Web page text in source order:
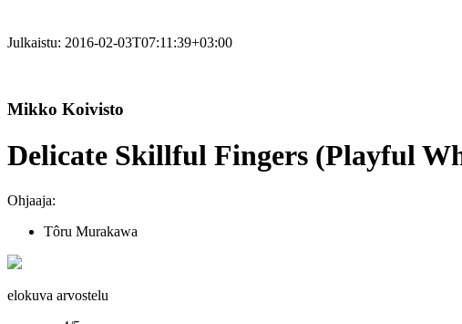
Julkaistu: 2016-02-03T07:11:39+03:00
Mikko Koivisto
Delicate Skillful Fingers (Playful
Ohjaaja:
Tôru Murakawa
elokuva arvostelu